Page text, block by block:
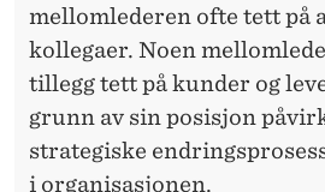
mellomlederen ofte tett på
kollegaer. Noen
tillegg tett på kunder og
grunn av sin posisjon
strategiske
i organisasjonen.